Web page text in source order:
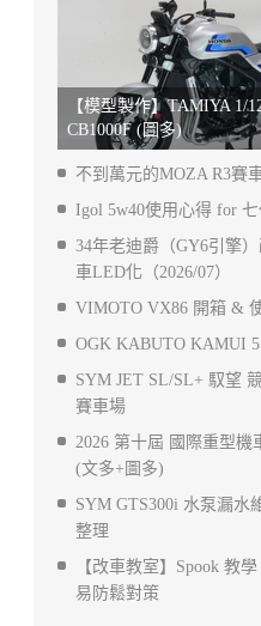
【模型製作】TAMIYA 1/
CB1000F (圖多)
不到萬元的MOZA R3賽
Igol 5w40使用心得 for
34年老迪爵（GY6引擎
車LED化（2026/07）
VIMOTO VX86 開箱 &
OGK KABUTO KAMUI
SYM JET SL/SL+ 馭望
賽車場
2026 第十屆 國際重型機
(文多+圖多)
SYM GTS300i 水泵漏水
整理
【改車教室】Spook 教
易防鬆對策